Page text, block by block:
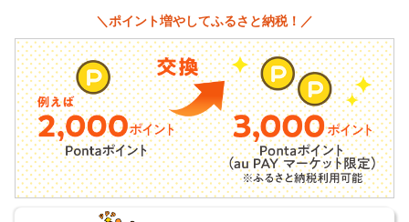
＼ポイント増やしてふるさと納税！／